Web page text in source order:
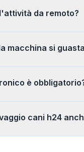
da remoto?
macchina si
è
cani h24